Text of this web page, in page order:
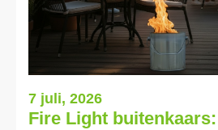
7 juli, 2026
Fire Light